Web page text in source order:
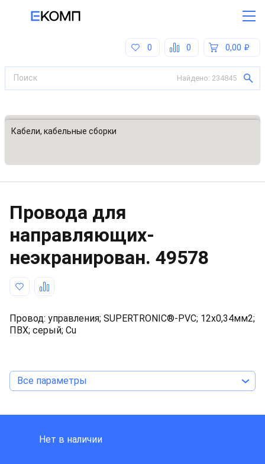
0,00
0
0
Найдено: 234845
Все категории
Кабели, кабельные сборки
Провода для
направляющих-
неэкранирован. 49578
Провод: управления; SUPERTRONIC®-PVC; 12x0,34мм2;
ПВХ; серый; Cu
Все параметры
Нет в наличии